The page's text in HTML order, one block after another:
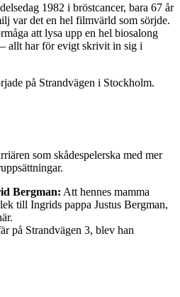
1982 i bröstcancer, bara 67 år
var det en hel filmvärld som sörjde.
att lysa upp en hel biosalong
allt har för evigt skrivit in sig i
som skådespelerska med mer
Bergman: Att hennes mamma
till Ingrids pappa Justus Bergman,
på Strandvägen 3, blev han